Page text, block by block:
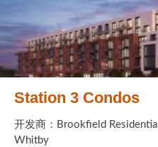
Station 3 Condos
开发商：Brookfield Residential
Whitby